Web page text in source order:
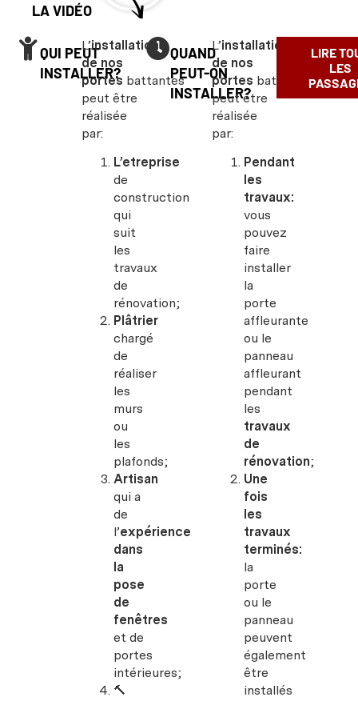
LA VIDÉO
QUI PEUT
INSTALLER?
L’installation
de nos
portes battantes
peut être
réalisée
par:
L’etreprise
de
construction
qui
suit
les
travaux
de
rénovation;
Plâtrier
chargé
de
réaliser
les
murs
ou
les
plafonds;
Artisan
qui a
de
l’expérience
dans
la
pose
de
fenêtres
et de
portes
intérieures;
🔨
QUAND
PEUT-ON
INSTALLER?
L’installation
de nos
portes battantes
peut être
réalisée
par:
Pendant
les
travaux:
vous
pouvez
faire
installer
la
porte
affleurante
ou le
panneau
affleurant
pendant
les
travaux
de
rénovation;
Une
fois
les
travaux
terminés:
la
porte
ou le
panneau
peuvent
également
être
installés
LIRE
LES